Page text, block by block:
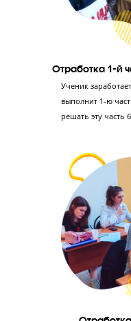
Проводим
консультацию
отношение к